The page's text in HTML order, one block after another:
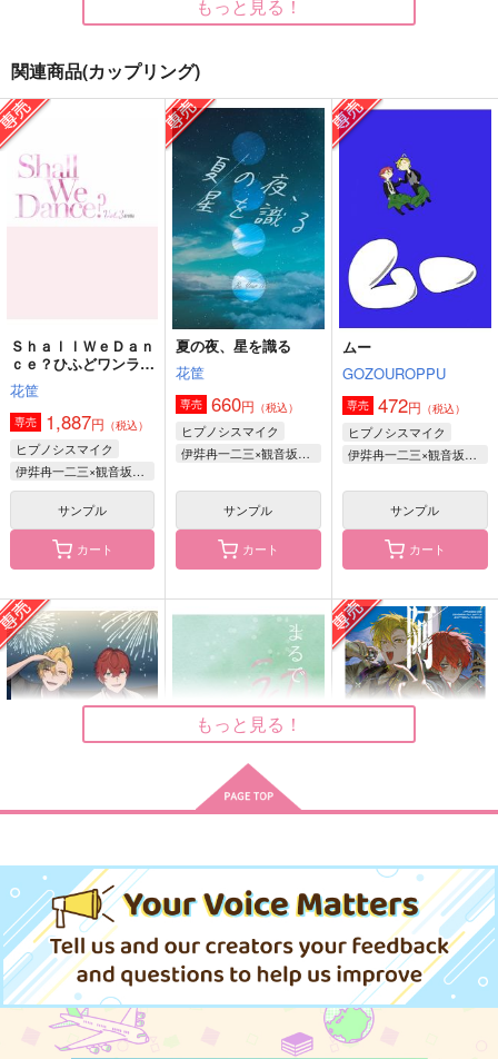
1番人気12.10倍
単勝1.7倍
629 円（税込）
伊弉冉一二三×観音坂独歩
手短に、編む。
iCY MiLK LAKE
157円（税込）
伊弉冉一二三×観音坂独歩
サンプル
作品詳細
アルバートが泣いてる
兎にも角にも
円（税込）
サンプル
作品詳細
aiaiiou
GOZOUROPPU
315円（税込）
伊弉冉一二三×観音坂独歩
サンプル
阿吽
ポッポコーン
円
伊弉冉一二三×観音坂独歩
サンプル
作品詳細
すっごいちっちゃいマ
ーメイド
煩悩
858円（税込）
観音坂独歩×伊弉冉一二三
サンプル
もっと見る！
関連商品(カップリング)
ＳｈａｌｌＷｅＤａｎ
ｃｅ？ひふどワンライ
まとめログ０3
花筐
専売 1,887円 （税込）
ヒプノシスマイク
伊弉冉一二三×観音坂独歩
サンプル
カート
夏の夜、星を識る
花筐
専売 660円 （税込）
ヒプノシスマイク
伊弉冉一二三×観音坂独歩
サンプル
カート
ムー
GOZOUROPPU
専売 472円 （税込）
ヒプノシスマイク
伊弉冉一二三×観音坂独歩
サンプル
カート
と
ポカポカ日和
専売 787円（税込）
ヒプノシスマイク
伊弉冉一二三×観音坂独歩
サンプル
カート
シャンロワ
944円（税込）
伊弉冉一二三×観音坂独歩
サンプル
ポッポコーン
専売 858円（税込）
ヒプノシスマイク
伊弉冉一二三×観音坂独歩
サンプル
もっと見る！